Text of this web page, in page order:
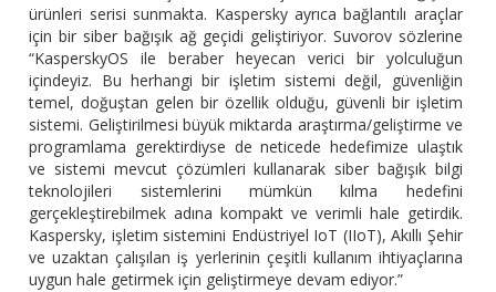
ürünleri serisi sunmakta. Kaspersky ayrıca bağlantılı araçlar
için bir siber bağışık ağ geçidi geliştiriyor. Suvorov sözlerine
“KasperskyOS ile beraber heyecan verici bir yolculuğun
içindeyiz. Bu herhangi bir işletim sistemi değil, güvenliğin
temel, doğuştan gelen bir özellik olduğu, güvenli bir işletim
sistemi. Geliştirilmesi büyük miktarda araştırma/geliştirme ve
programlama gerektirdiyse de neticede hedefimize ulaştık
ve sistemi mevcut çözümleri kullanarak siber bağışık bilgi
teknolojileri sistemlerini mümkün kılma hedefini
gerçekleştirebilmek adına kompakt ve verimli hale getirdik.
Kaspersky, işletim sistemini Endüstriyel IoT (IIoT), Akıllı Şehir
ve uzaktan çalışılan iş yerlerinin çeşitli kullanım ihtiyaçlarına
uygun hale getirmek için geliştirmeye devam ediyor.”